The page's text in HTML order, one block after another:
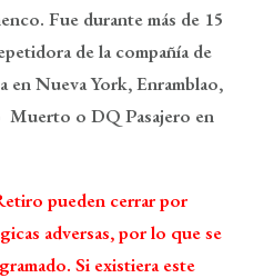
Fue durante más de 15
de la compañía de
en Nueva York, Enramblao,
o DQ Pasajero en
pueden cerrar por
adversas, por lo que se
Si existiera este